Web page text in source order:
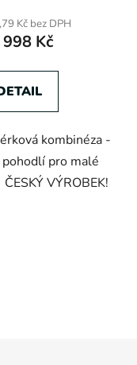
Kč bez DPH
998 Kč
kombinéza -
pro malé
VÝROBEK!